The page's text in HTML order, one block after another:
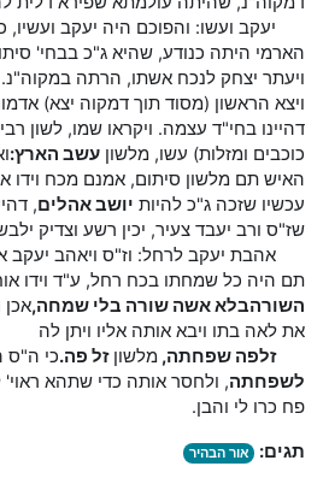
יעקב ועשו: והפוכם היה יעקב ועשיו,
הארמי היתה כנודע, שהיא ג"כ בבחי'
ויעתר יצחק לנכח אשתו, הרתה במקוה"נ.
ויצא הראשון (מסוד תוך דמקוה יצא)
דהיינו בחי"ד עצמה. ויקראו שמו, לשון
כוכבים ומזלות) עשו, מלשון עשב הארץ:
האיש תם מלשון סיתום, אמנם מכח וידו
עכשיו שזכה ג"כ להיות יושב אהלים,
שז"ס ורב יעבד צעיר, יכין רשע וצדיק
אהבת יעקב לרחל: וז"ס ויאהב יעקב
תם היה כל שמחתו בכח רחל, ע"ד וידו
השורהבלא אשה שורה בלי שמחה,אכן
את לאה בתו ויבא אותה אליו ויתן לה
זלפה שפחתה, מלשוןזל פה.כי ה"ס
לשפחתה, ולחסר אותה כדי שתהא
פח כרו לי והבן.
תגים: אור הבהיר